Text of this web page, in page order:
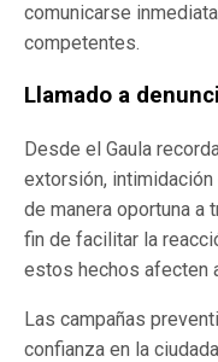
comunicarse
competentes.
Llamado a
Desde el Gaula
extorsión,
de manera oportuna a
fin de facilitar la
estos hechos afecten
Las campañas
confianza en la